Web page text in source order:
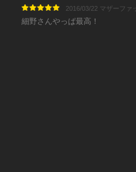
2016/03/22 マザーファ
細野さんやっぱ最高！